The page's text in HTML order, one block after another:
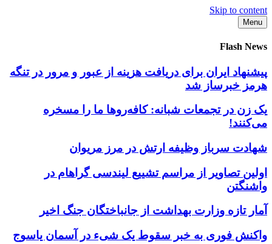
Skip to content
Menu
Flash News
پیشنهاد ایران برای دریافت هزینه از عبور و مرور در تنگه
هرمز خبرساز شد
یک زن در تجمعات شبانه: کافه‌روها ما را مسخره
می‌کنند!
شهادت سرباز وظیفه ارتش در مرز مریوان
اولین تصاویر از مراسم تشییع لیندسی گراهام در
واشنگتن
آمار تازه وزارت بهداشت از جانباختگان جنگ اخیر
واکنش فوری به خبر سقوط یک شیء در آسمان یاسوج